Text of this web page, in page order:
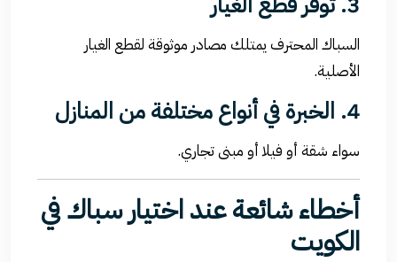
السباك المحترف يمتلك مصادر موثوقة لقطع الغيار
الأصلية.
4. الخبرة في أنواع مختلفة من المنازل
سواء شقة أو فيلا أو مبنى تجاري.
أخطاء شائعة عند اختيار سباك في
الكويت